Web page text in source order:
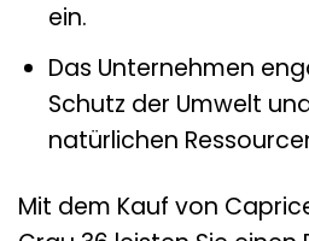
ein.
Das Unternehmen
Schutz der Umwelt
natürlichen
Mit dem Kauf von